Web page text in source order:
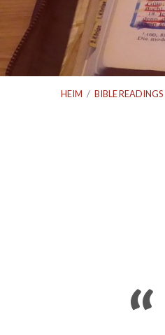
HEIM / BIBLE READINGS